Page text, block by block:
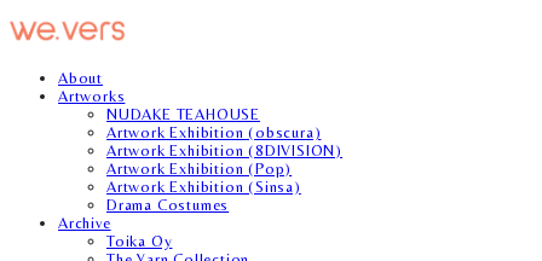
About
Artworks
NUDAKE TEAHOUSE
Artwork Exhibition (obscura)
Artwork Exhibition (8DIVISION)
Artwork Exhibition (Pop)
Artwork Exhibition (Sinsa)
Drama Costumes
Archive
Toika Oy